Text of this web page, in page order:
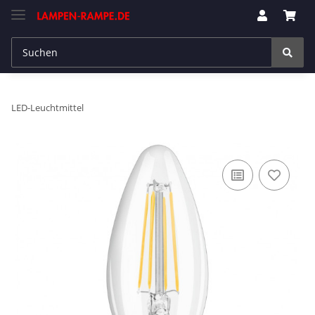
LED-Leuchtmittel